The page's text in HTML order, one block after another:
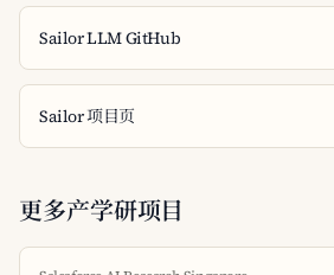
Sailor LLM GitHub
Sailor 项目页
更多产学研项目